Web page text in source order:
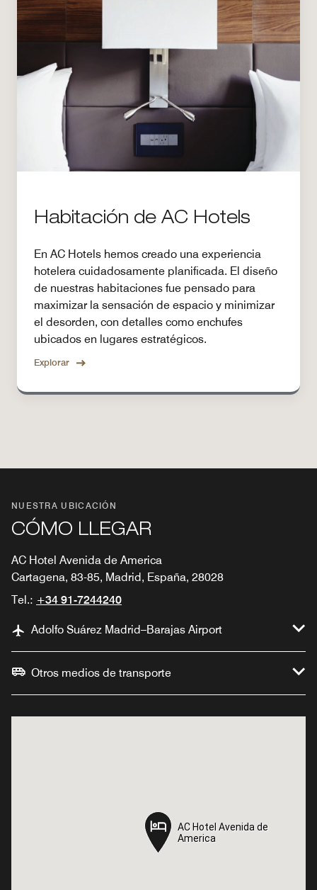
Habitación de AC Hotels
En AC Hotels hemos creado una experiencia
hotelera cuidadosamente planificada. El diseño
de nuestras habitaciones fue pensado para
maximizar la sensación de espacio y minimizar
el desorden, con detalles como enchufes
ubicados en lugares estratégicos.
Explorar
NUESTRA UBICACIÓN
CÓMO LLEGAR
AC Hotel Avenida de America
Cartagena, 83-85, Madrid, España, 28028
Tel.: +34 91-7244240
Adolfo Suárez Madrid–Barajas Airport
Otros medios de transporte
AC Hotel Avenida de
America
AC Hotel Avenida de
America